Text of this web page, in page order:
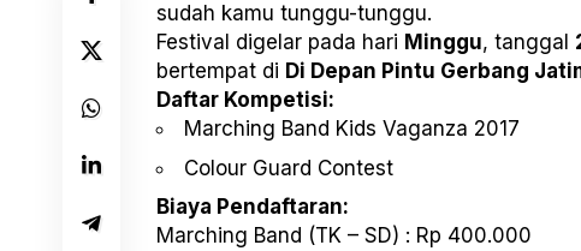
sudah kamu tunggu-tunggu.
Festival digelar pada hari Minggu, tanggal
bertempat di Di Depan Pintu Gerbang
Daftar Kompetisi:
Marching Band Kids Vaganza 2017
Colour Guard Contest
Biaya Pendaftaran:
Marching Band (TK – SD) : Rp 400.000